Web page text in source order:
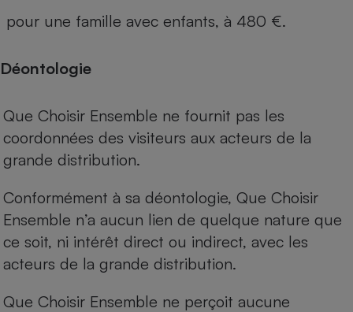
pour une famille avec enfants, à 480 €.
Déontologie
Que Choisir Ensemble ne fournit pas les
coordonnées des visiteurs aux acteurs de la
grande distribution.
Conformément à sa déontologie, Que Choisir
Ensemble n’a aucun lien de quelque nature que
ce soit, ni intérêt direct ou indirect, avec les
acteurs de la grande distribution.
Que Choisir Ensemble ne perçoit aucune